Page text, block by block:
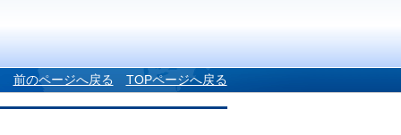
前のページへ戻る TOPページへ戻る